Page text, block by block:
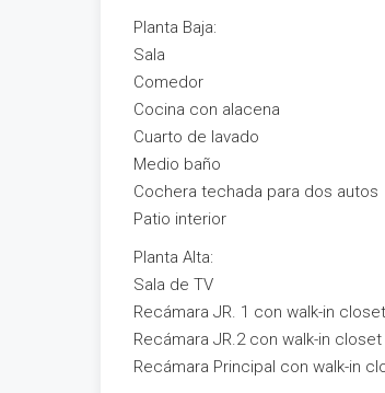
Planta Baja:
Sala
Comedor
Cocina con alacena
Cuarto de lavado
Medio baño
Cochera techada para dos autos
Patio interior
Planta Alta:
Sala de TV
Recámara JR. 1 con walk-in
Recámara JR.2 con walk-in
Recámara Principal con walk-in